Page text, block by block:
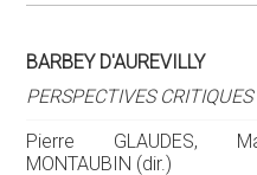
BARBEY D'AUREVILLY
PERSPECTIVES CRITIQUES
Pierre GLAUDES,
MONTAUBIN (dir.)